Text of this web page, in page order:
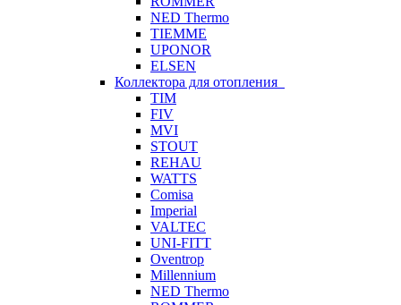
NED Thermo
TIEMME
UPONOR
ELSEN
Коллектора для отопления
TIM
FIV
MVI
STOUT
REHAU
WATTS
Comisa
Imperial
VALTEC
UNI-FITT
Oventrop
Millennium
NED Thermo